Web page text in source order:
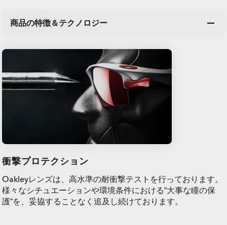
商品の特徴＆テクノロジー
衝撃プロテクション
Oakleyレンズは、高水準の耐衝撃テストを行っております。
様々なシチュエーションや環境条件における“大事な瞳の保
護“を、妥協することなく追及し続けております。